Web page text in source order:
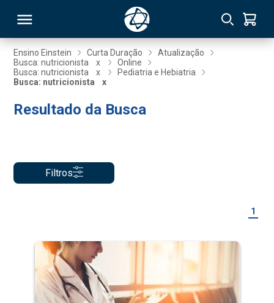
Ensino Einstein Curta Duração
Atualização
Busca: nutricionista
x
Online
Busca: nutricionista
x
Pediatria e Hebiatria
Busca: nutricionista
x
Resultado da Busca
Filtros
1